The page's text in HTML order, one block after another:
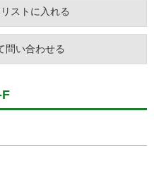
問い合わせる